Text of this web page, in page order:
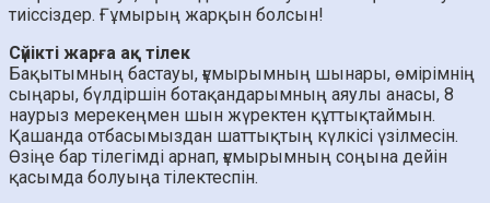
тиіссіздер. Ғұмырың жарқын болсын!
Сүйікті жарға ақ тілек
Бақытымның бастауы, ғұмырымның шынары, өмірімнің
сыңары, бүлдіршін ботақандарымның аяулы анасы, 8
наурыз мерекеңмен шын жүректен құттықтаймын.
Қашанда отбасымыздан шаттықтың күлкісі үзілмесін.
Өзіңе бар тілегімді арнап, ғұмырымның соңына дейін
қасымда болуыңа тілектеспін.